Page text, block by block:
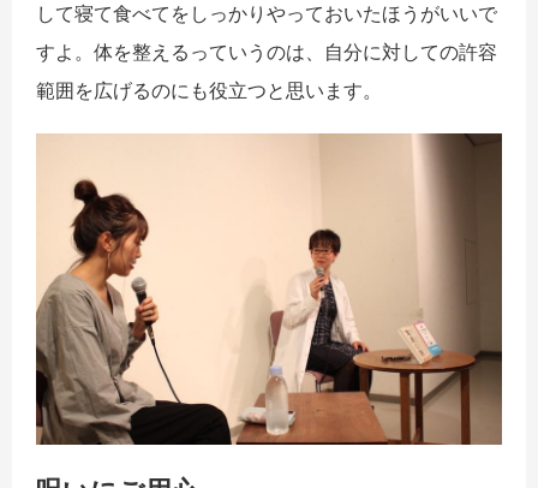
して寝て食べてをしっかりやっておいたほうがいいで
すよ。体を整えるっていうのは、自分に対しての許容
範囲を広げるのにも役立つと思います。